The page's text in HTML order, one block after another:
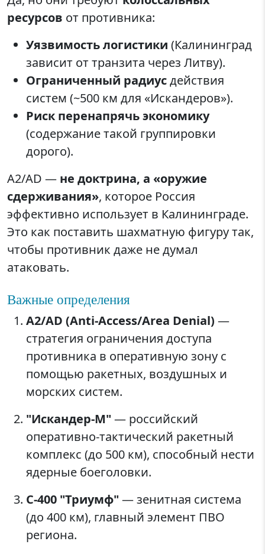
ресурсов от противника:
Уязвимость логистики (Калининград
зависит от транзита через Литву).
Ограниченный радиусдействия
систем (~500 км для «Искандеров»).
Риск перенапрячь экономику
(содержание такой группировки
дорого).
A2/AD — не доктрина, а «оружие
сдерживания», которое Россия
эффективно использует в Калининграде.
Это как поставить шахматную фигуру так,
чтобы противник даже не думал
атаковать.
Важные определения
A2/AD (Anti-Access/Area Denial) —
стратегия ограничения доступа
противника в оперативную зону с
помощью ракетных, воздушных и
морских систем.
"Искандер-М" — российский
оперативно-тактический ракетный
комплекс (до 500 км), способный нести
ядерные боеголовки.
С-400 "Триумф" — зенитная система
(до 400 км), главный элемент ПВО
региона.